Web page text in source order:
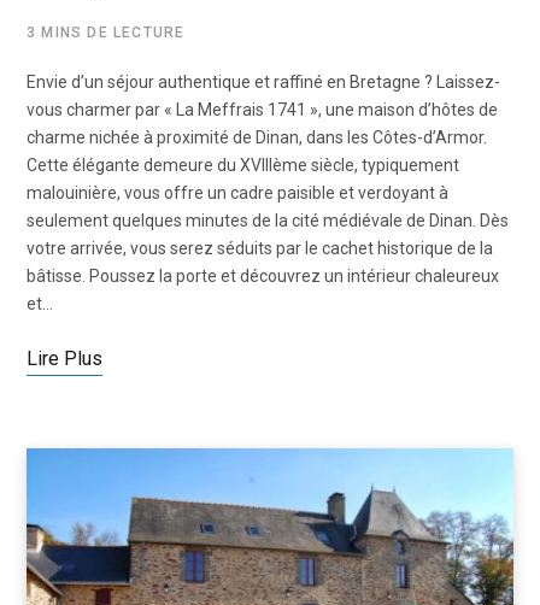
3 MINS DE LECTURE
Envie d’un séjour authentique et raffiné en Bretagne ? Laissez-
vous charmer par « La Meffrais 1741 », une maison d’hôtes de
charme nichée à proximité de Dinan, dans les Côtes-d’Armor.
Cette élégante demeure du XVIIIème siècle, typiquement
malouinière, vous offre un cadre paisible et verdoyant à
seulement quelques minutes de la cité médiévale de Dinan. Dès
votre arrivée, vous serez séduits par le cachet historique de la
bâtisse. Poussez la porte et découvrez un intérieur chaleureux
et…
Lire Plus